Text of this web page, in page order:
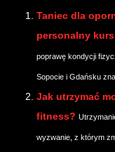
Taniec dla
personalny
poprawę kondycji
Sopocie i Gdańsku
Jak utrzymać
fitness?
wyzwanie, z którym